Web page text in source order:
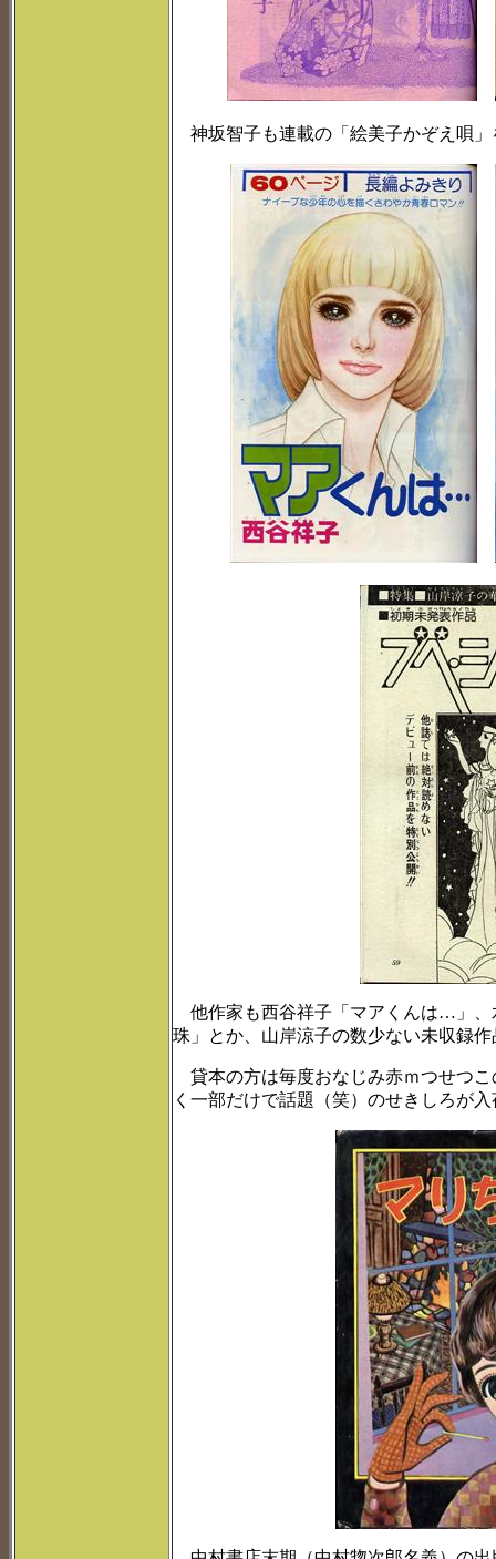
神坂智子も連載の「絵美子かぞえ唄
他作家も西谷祥子「マアくんは…」、
珠」とか、山岸涼子の数少ない未収録
貸本の方は毎度おなじみ赤ｍつせつ
く一部だけで話題（笑）のせきしろが入